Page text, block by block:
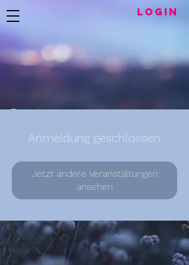
LogIN
Anmeldung geschlossen
Jetzt andere Veranstaltungen
ansehen